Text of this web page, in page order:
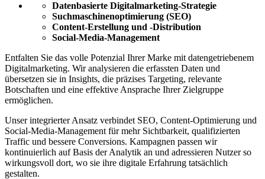
Datenbasierte Digitalmarketing-Strategie
Suchmaschinenoptimierung (SEO)
Content-Erstellung und -Distribution
Social-Media-Management
Entfalten Sie das volle Potenzial Ihrer Marke mit datengetriebenem
Digitalmarketing. Wir analysieren die erfassten Daten und
übersetzen sie in Insights, die präzises Targeting, relevante
Botschaften und eine effektive Ansprache Ihrer Zielgruppe
ermöglichen.
Unser integrierter Ansatz verbindet SEO, Content-Optimierung und
Social-Media-Management für mehr Sichtbarkeit, qualifizierten
Traffic und bessere Conversions. Kampagnen passen wir
kontinuierlich auf Basis der Analytik an und adressieren Nutzer so
wirkungsvoll dort, wo sie ihre digitale Erfahrung tatsächlich
gestalten.